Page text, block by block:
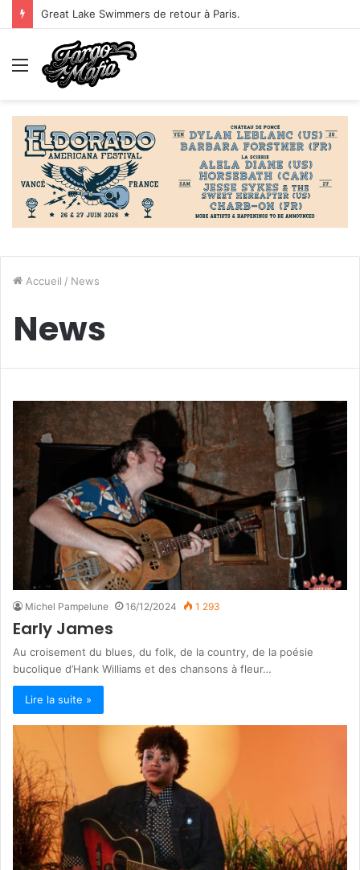
Great Lake Swimmers de retour à Paris.
Menu
Accueil / News
News
Michel Pampelune 16/12/2024 1 293
Early James
Au croisement du blues, du folk, de la country, de la poésie
bucolique d’Hank Williams et des chansons à fleur…
Lire la suite »